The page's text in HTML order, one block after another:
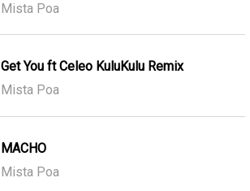
Mista Poa
Get You ft Celeo KuluKulu Remix
Mista Poa
MACHO
Mista Poa